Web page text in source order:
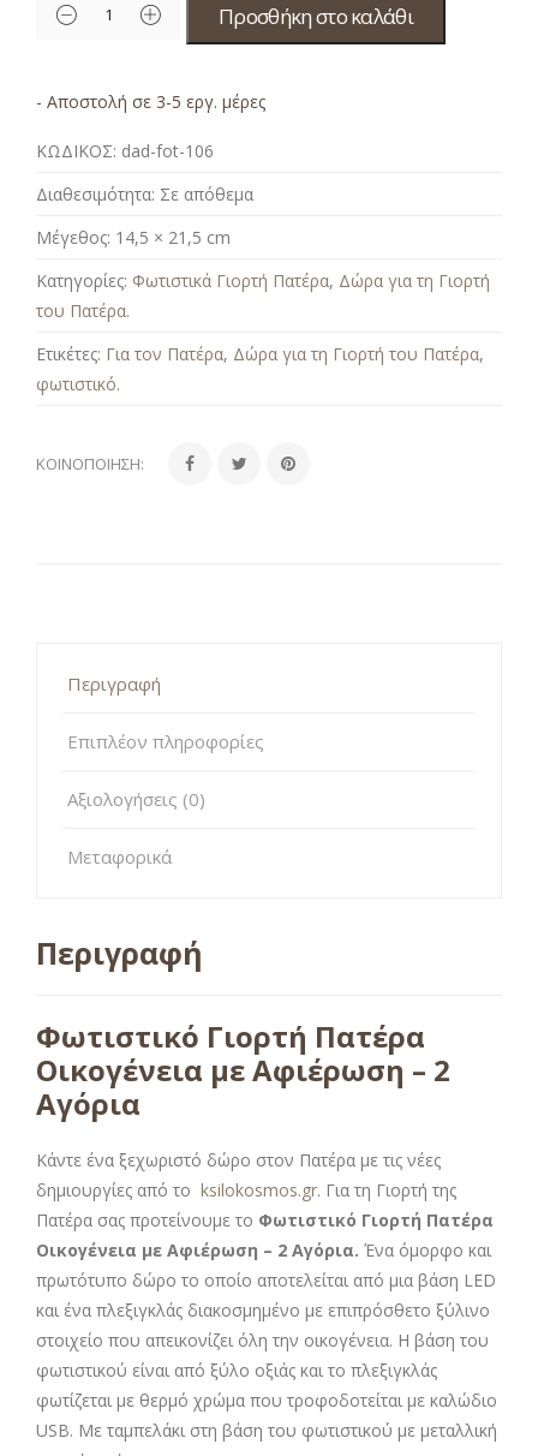
Προσθήκη στο καλάθι
- Αποστολή σε 3-5 εργ. μέρες
ΚΩΔΙΚΟΣ: dad-fot-106
Διαθεσιμότητα: Σε απόθεμα
Μέγεθος: 14,5 × 21,5 cm
Κατηγορίες: Φωτιστικά Γιορτή Πατέρα, Δώρα για τη Γιορτή
του Πατέρα.
Ετικέτες: Για τον Πατέρα, Δώρα για τη Γιορτή του Πατέρα,
φωτιστικό.
ΚΟΙΝΟΠΟΊΗΣΗ:
Περιγραφή
Επιπλέον πληροφορίες
Αξιολογήσεις (0)
Μεταφορικά
Περιγραφή
Φωτιστικό Γιορτή Πατέρα
Οικογένεια με Αφιέρωση – 2
Αγόρια
Κάντε ένα ξεχωριστό δώρο στον Πατέρα με τις νέες
δημιουργίες από το ksilokosmos.gr. Για τη Γιορτή της
Πατέρα σας προτείνουμε το Φωτιστικό Γιορτή Πατέρα
Οικογένεια με Αφιέρωση – 2 Αγόρια. Ένα όμορφο και
πρωτότυπο δώρο το οποίο αποτελείται από μια βάση LED
και ένα πλεξιγκλάς διακοσμημένο με επιπρόσθετο ξύλινο
στοιχείο που απεικονίζει όλη την οικογένεια. Η βάση του
φωτιστικού είναι από ξύλο οξιάς και το πλεξιγκλάς
φωτίζεται με θερμό χρώμα που τροφοδοτείται με καλώδιο
USB. Με ταμπελάκι στη βάση του φωτιστικού με μεταλλική